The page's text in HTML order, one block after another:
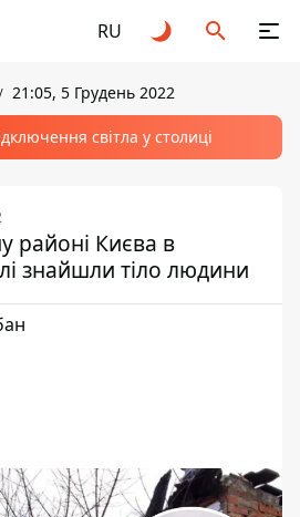
RU
21:05, 5 Грудень 2022
світла у столиці
районі Києва в
знайшли тіло людини